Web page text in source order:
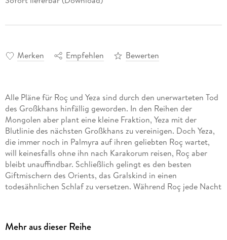
Merken Empfehlen Bewerten
Alle Pläne für Roç und Yeza sind durch den unerwarteten Tod
des Großkhans hinfällig geworden. In den Reihen der
Mongolen aber plant eine kleine Fraktion, Yeza mit der
Blutlinie des nächsten Großkhans zu vereinigen. Doch Yeza,
die immer noch in Palmyra auf ihren geliebten Roç wartet,
will keinesfalls ohne ihn nach Karakorum reisen, Roç aber
bleibt unauffindbar. Schließlich gelingt es den besten
Giftmischern des Orients, das Gralskind in einen
todesähnlichen Schlaf zu versetzen. Während Roç jede Nacht
Großkhans
Mehr aus dieser Reihe